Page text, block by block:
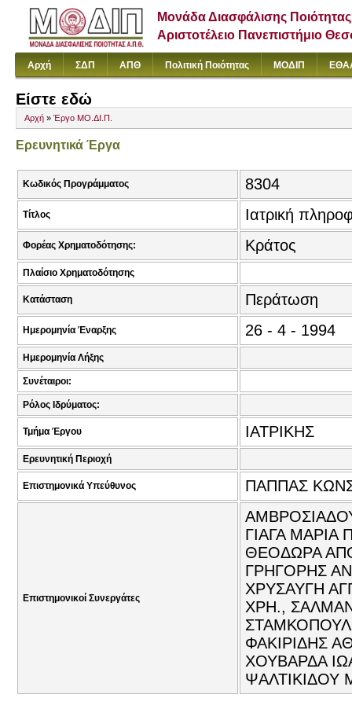
Μονάδα Διασφάλισης Ποιότητας
Αριστοτέλειο Πανεπιστήμιο
Αρχή ΣΔΠ ΑΠΘ Πολιτική Ποιότητας ΜΟΔΙΠ
Είστε εδώ
Αρχή » Έργο ΜΟ.ΔΙ.Π.
Ερευνητικά Έργα
Κωδικός Προγράμματος 8304
Τίτλος Ιατρική
Φορέας Χρηματοδότησης: Κράτος
Πλαίσιο Χρηματοδότησης
Κατάσταση Περάτωση
Ημερομηνία Έναρξης 26 - 4 - 1994
Ημερομηνία Λήξης
Συνέταιροι:
Ρόλος Ιδρύματος:
Τμήμα Έργου ΙΑΤΡΙΚΗΣ
Ερευνητική Περιοχή
Επιστημονικά Υπεύθυνος ΠΑΠΠΑΣ
Επιστημονικοί Συνεργάτες
ΓΙΑΓΑ ΜΑΡΙΑ
ΘΕΟΔΩΡΑ
ΓΡΗΓΟΡΗΣ
ΧΡΥΣΑΥΓΗ
ΧΡΗ.,
ΦΑΚΙΡΙΔΗΣ
ΧΟΥΒΑΡΔΑ
ΨΑΛΤΙΚΙΔΟΥ